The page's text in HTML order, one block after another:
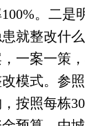
。二是
患就整改什
一案一策
模式。参
，按照每栋